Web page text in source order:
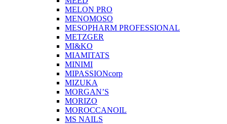
MELON PRO
MENOMOSO
MESOPHARM PROFESSIONAL
METZGER
MI&KO
MIAMITATS
MINIMI
MIPASSIONcorp
MIZUKA
MORGAN’S
MORIZO
MOROCCANOIL
MS NAILS